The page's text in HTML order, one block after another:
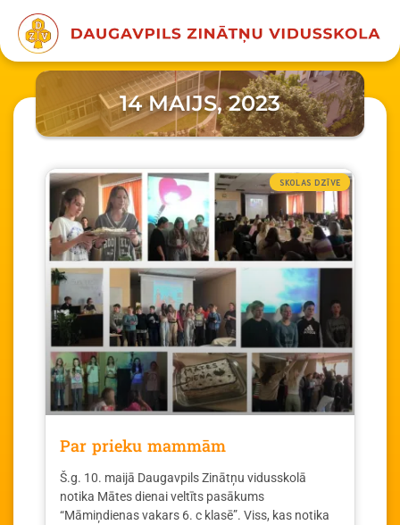
14 MAIJS, 2023
SKOLAS DZĪVE
Par prieku mammām
Š.g. 10. maijā Daugavpils Zinātņu vidusskolā
notika Mātes dienai veltīts pasākums
“Māmiņdienas vakars 6. c klasē”. Viss, kas notika